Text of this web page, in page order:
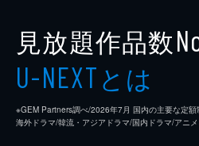
見放題作品数
U-NEXTとは
※GEM Partners調べ/2026年7⽉ 国内の主要な定
海外ドラマ/韓流・アジアドラマ/国内ドラマ/アニメ